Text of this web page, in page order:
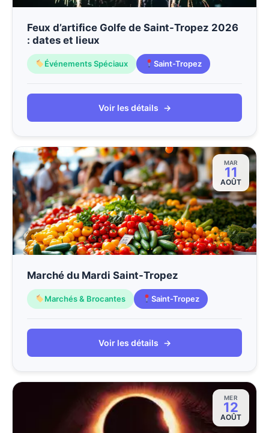
Feux d’artifice Golfe de Saint-Tropez 2026
: dates et lieux
Événements Spéciaux Saint-Tropez
Voir les détails →
MAR
11
AOÛT
Marché du Mardi Saint-Tropez
Marchés & Brocantes Saint-Tropez
Voir les détails →
MER
12
AOÛT